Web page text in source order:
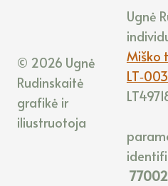
© 2026 Ugnė
Rudinskaitė
grafikė ir
iliustruotoja
Ugnė
Miško